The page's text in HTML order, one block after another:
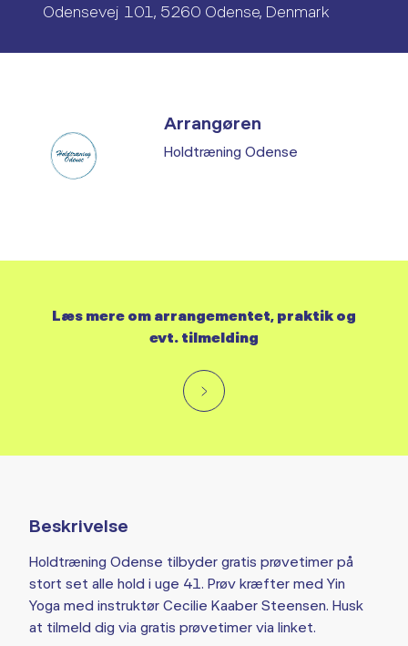
Odensevej 101, 5260 Odense, Denmark
Beskrivelse
Holdtræning Odense tilbyder gratis prøvetimer på
stort set alle hold i uge 41. Prøv kræfter med Yin
Yoga med instruktør Cecilie Kaaber Steensen. Husk
at tilmeld dig via gratis prøvetimer via linket.
Arrangøren
Holdtræning Odense
Læs mere om arrangementet, praktik og
evt. tilmelding